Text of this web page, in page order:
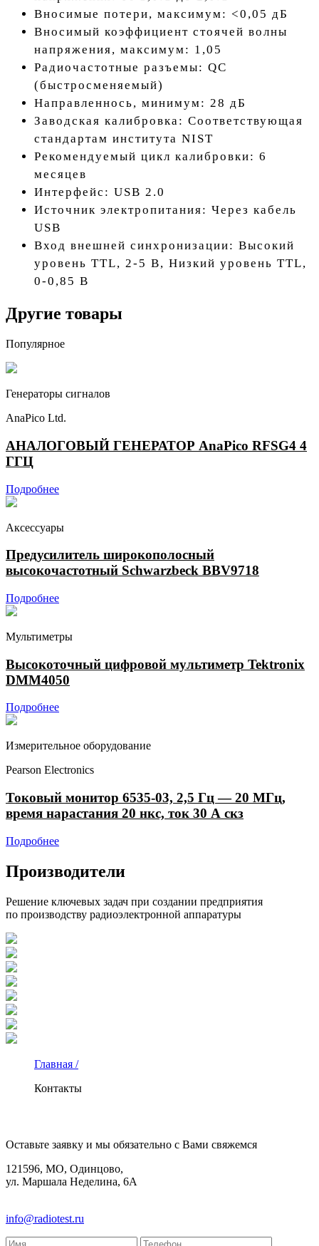
Вносимые потери, максимум: <0,05 дБ
Вносимый коэффициент стоячей волны
напряжения, максимум: 1,05
Радиочастотные разъемы: QC
(быстросменяемый)
Направленнось, минимум: 28 дБ
Заводская калибровка: Соответствующая
стандартам института NIST
Рекомендуемый цикл калибровки: 6
месяцев
Интерфейс: USB 2.0
Источник электропитания: Через кабель
USB
Вход внешней синхронизации: Высокий
уровень TTL, 2-5 В, Низкий уровень TTL,
0-0,85 В
Другие товары
Популярное
Генераторы сигналов
AnaPico Ltd.
АНАЛОГОВЫЙ ГЕНЕРАТОР AnaPico RFSG4 4
ГГЦ
Подробнее
Аксессуары
Предусилитель широкополосный
высокочастотный Schwarzbeck BBV9718
Подробнее
Мультиметры
Высокоточный цифровой мультиметр Tektronix
DMM4050
Подробнее
Измерительное оборудование
Pearson Electronics
Токовый монитор 6535-03, 2,5 Гц — 20 МГц,
время нарастания 20 нкс, ток 30 А скз
Подробнее
Производители
Решение ключевых задач при создании предприятия
по производству радиоэлектронной аппаратуры
Главная /
Контакты
Оставьте заявку и мы обязательно с Вами свяжемся
121596, МО, Одинцово,
ул. Маршала Неделина, 6А
info@radiotest.ru